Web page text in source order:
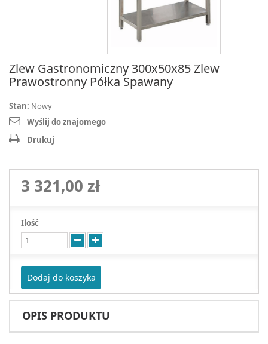
Zlew Gastronomiczny 300x50x85 Zlew
Prawostronny Półka Spawany
Stan: Nowy
Wyślij do znajomego
Drukuj
3 321,00 zł
Ilość
Dodaj do koszyka
OPIS PRODUKTU